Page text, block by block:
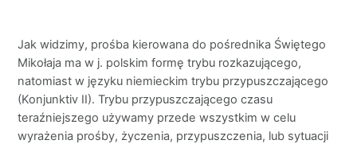
Jak widzimy, prośba kierowana do pośrednika Świętego
Mikołaja ma w j. polskim formę trybu rozkazującego,
natomiast w języku niemieckim trybu przypuszczającego
(Konjunktiv II). Trybu przypuszczającego czasu
teraźniejszego używamy przede wszystkim w celu
wyrażenia prośby, życzenia, przypuszczenia, lub sytuacji